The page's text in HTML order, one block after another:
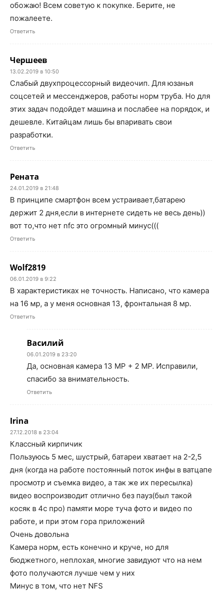
обожаю! Всем советую к покупке. Берите, не
пожалеете.
Ответить
Чершеев
13.02.2019 в 10:50
Слабый двухпроцессорный видеочип. Для юзанья
соцсетей и мессенджеров, работы норм труба. Но для
этих задач подойдет машина и послабее на порядок, и
дешевле. Китайцам лишь бы впаривать свои
разработки.
Ответить
Рената
24.01.2019 в 21:48
В принципе смартфон всем устраивает,батарею
держит 2 дня,если в интернете сидеть не весь день))
вот то,что нет nfc это огромный минус(((
Ответить
Wolf2819
06.01.2019 в 9:22
В характеристиках не точность. Написано, что камера
на 16 мр, а у меня основная 13, фронтальная 8 мр.
Ответить
Василий
06.01.2019 в 23:20
Да, основная камера 13 MP + 2 MP. Исправили,
спасибо за внимательность.
Ответить
Irina
27.12.2018 в 23:04
Классный кирпичик
Пользуюсь 5 мес, шустрый, батареи хватает на 2-2,5
дня (когда на работе постоянный поток инфы в ватцапе
просмотр и съемка видео, а так же их пересылка)
видео воспроизводит отлично без пауз(был такой
косяк в 4с про) памяти море туча фото и видео по
работе, и при этом гора приложений
Очень довольна
Камера норм, есть конечно и круче, но для
бюджетного, неплохая, многие завидуют что на нем
фото получаются лучше чем у них
Минус в том, что нет NFS